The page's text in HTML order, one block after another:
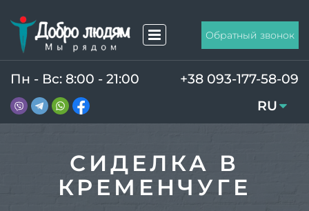
Обратный звонок
Пн - Вс: 8:00 - 21:00
+38 093-177-58-09
RU
UA
СИДЕЛКА В
КРЕМЕНЧУГЕ